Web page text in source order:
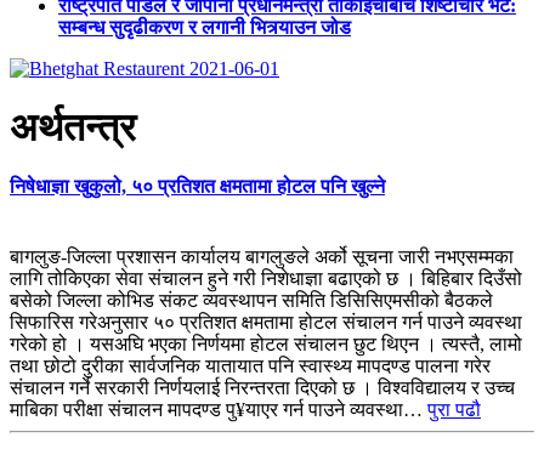
राष्ट्रपति पौडेल र जापानी प्रधानमन्त्री ताकाइचीबीच शिष्टाचार भेट:
सम्बन्ध सुदृढीकरण र लगानी भित्र्याउन जोड
अर्थतन्त्र
निषेधाज्ञा खुकुलो, ५० प्रतिशत क्षमतामा होटल पनि खुल्ने
बागलुङ-जिल्ला प्रशासन कार्यालय बागलुङले अर्को सूचना जारी नभएसम्मका
लागि तोकिएका सेवा संचालन हुने गरी निशेधाज्ञा बढाएको छ । बिहिबार दिउँसो
बसेको जिल्ला कोभिड संकट व्यवस्थापन समिति डिसिसिएमसीको बैठकले
सिफारिस गरेअनुसार ५० प्रतिशत क्षमतामा होटल संचालन गर्न पाउने व्यवस्था
गरेको हो । यसअघि भएका निर्णयमा होटल संचालन छुट थिएन । त्यस्तै, लामो
तथा छोटो दुरीका सार्वजनिक यातायात पनि स्वास्थ्य मापदण्ड पालना गरेर
संचालन गर्ने सरकारी निर्णयलाई निरन्तरता दिएको छ । विश्वविद्यालय र उच्च
माबिका परीक्षा संचालन मापदण्ड पु¥याएर गर्न पाउने व्यवस्था…पुरा पढौ